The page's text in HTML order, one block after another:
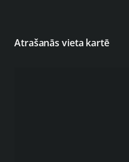
Atrašanās vieta kartē